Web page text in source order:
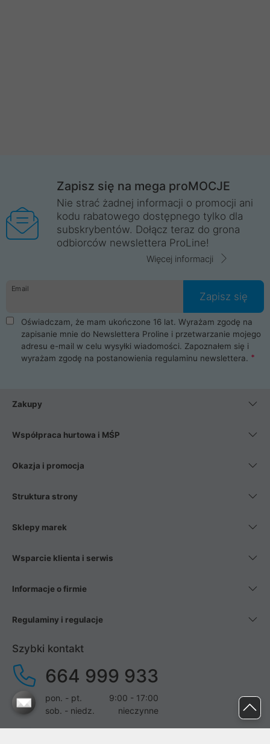
Zapisz się na mega proMOCJE
Nie strać żadnej informacji o promocji ani
kodu rabatowego dostępnego tylko dla
subskrybentów. Dołącz teraz do grona
odbiorców newslettera ProLine!
Więcej informacji
Email
Zapisz się
Oświadczam, że mam ukończone 16 lat. Wyrażam zgodę na
zapisanie mnie do Newslettera Proline i przetwarzanie mojego
adresu e-mail w celu wysyłki wiadomości. Zapoznałem się i
wyrażam zgodę na postanowienia regulaminu newslettera.
Zakupy
Współpraca hurtowa i MŚP
Okazja i promocja
Struktura strony
Sklepy marek
Wsparcie klienta i serwis
Informacje o firmie
Regulaminy i regulacje
Szybki kontakt
664 999 933
pon. - pt.
9:00 - 17:00
sob. - niedz.
nieczynne